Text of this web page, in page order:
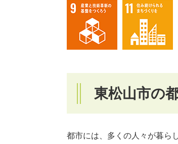
東松山市の
都市には、多くの人々が暮ら